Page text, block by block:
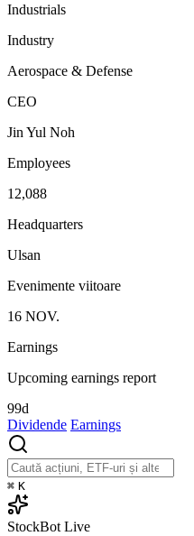
Industrials
Industry
Aerospace & Defense
CEO
Jin Yul Noh
Employees
12,088
Headquarters
Ulsan
Evenimente viitoare
16 NOV.
Earnings
Upcoming earnings report
99d
Dividende Earnings
⌘ K
StockBot Live